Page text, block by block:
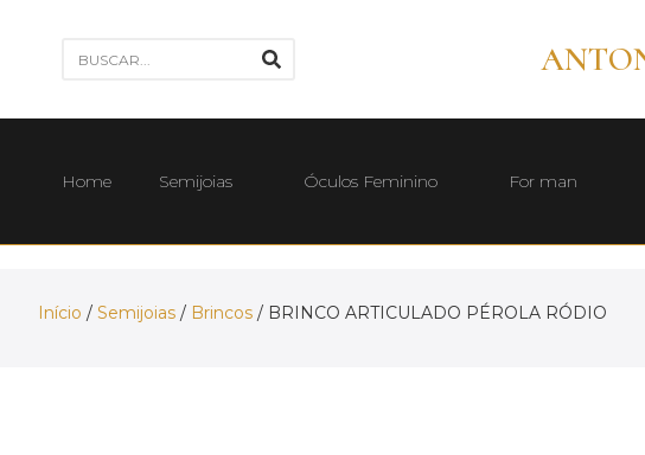
Home Semijoias Óculos Feminino For man
Início / Semijoias / Brincos / BRINCO ARTICULADO PÉROLA RÓDIO